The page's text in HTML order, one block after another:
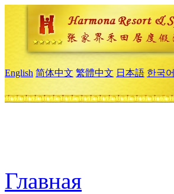
English 简体中文 繁體中文 日本語 한국어
Главная